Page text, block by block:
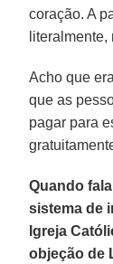
coração. A
Acho que
que as
pagar para
Quando
sistema de
Igreja
objeção de